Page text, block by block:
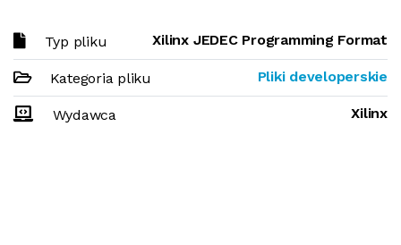
Typ pliku Xilinx JEDEC Programming Format
Kategoria pliku Pliki developerskie
Wydawca Xilinx